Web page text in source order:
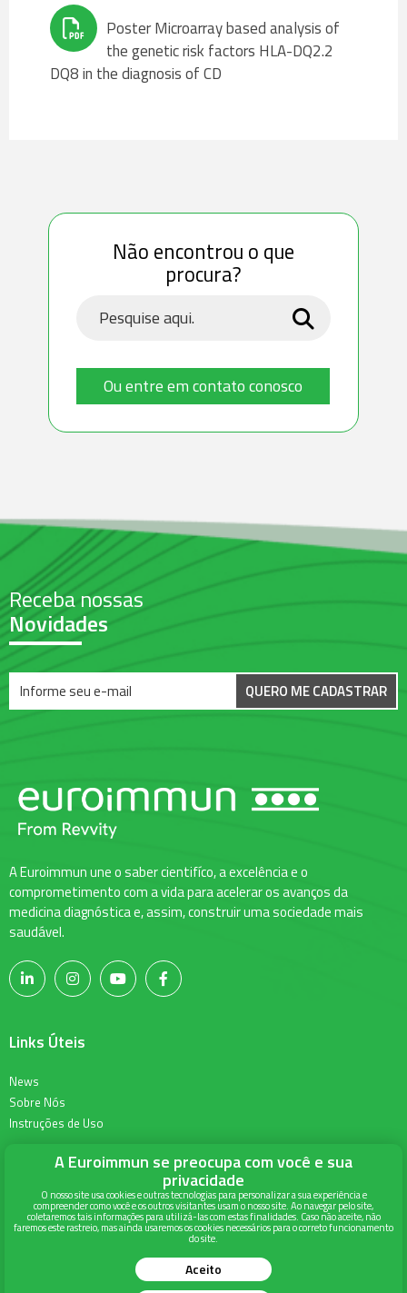
Poster Microarray based analysis of
the genetic risk factors HLA-DQ2.2
DQ8 in the diagnosis of CD
Não encontrou o que
procura?
Ou entre em contato conosco
Receba nossas
Novidades
QUERO ME CADASTRAR
A Euroimmun une o saber cientifíco, a excelência e o
comprometimento com a vida para acelerar os avanços da
medicina diagnóstica e, assim, construir uma sociedade mais
saudável.
Links Úteis
News
Sobre Nós
Instruções de Uso
Informações para Contato
Alameda Terracota 215, Torre Union, 6º andar
Espaço Cerâmica - São Caetano do Sul
A Euroimmun se preocupa com você e sua
privacidade
O nosso site usa cookies e outras tecnologias para personalizar a sua experiência e
compreender como você e os outros visitantes usam o nosso site. Ao navegar pelo site,
coletaremos tais informações para utilizá-las com estas finalidades. Caso não aceite, não
faremos este rastreio, mas ainda usaremos os cookies necessários para o correto funcionamento
do site.
Aceito